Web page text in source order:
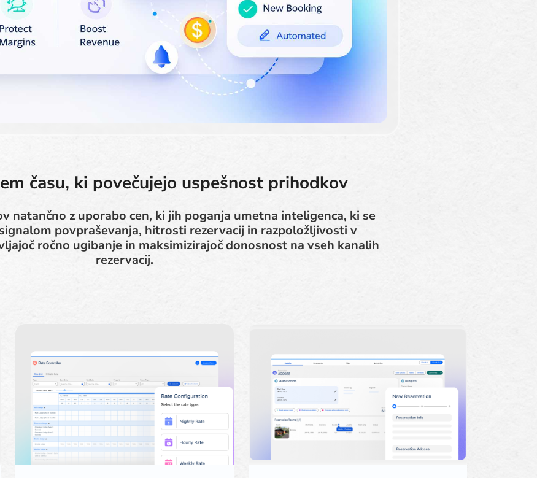
času, ki povečujejo uspešnost prihodkov
natančno z uporabo cen, ki jih poganja umetna inteligenca, ki se
povpraševanja, hitrosti rezervacij in razpoložljivosti v
ročno ugibanje in maksimizirajoč donosnost na vseh kanalih
rezervacij.